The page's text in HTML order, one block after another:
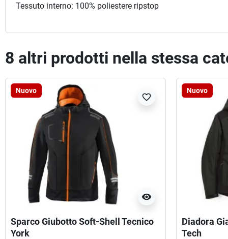
Tessuto interno: 100% poliestere ripstop
8 altri prodotti nella stessa
Nuovo
visibility
favorite_border
Sparco Giubotto Soft-Shell Tecnico
York
Nuovo
Diadora
Tech